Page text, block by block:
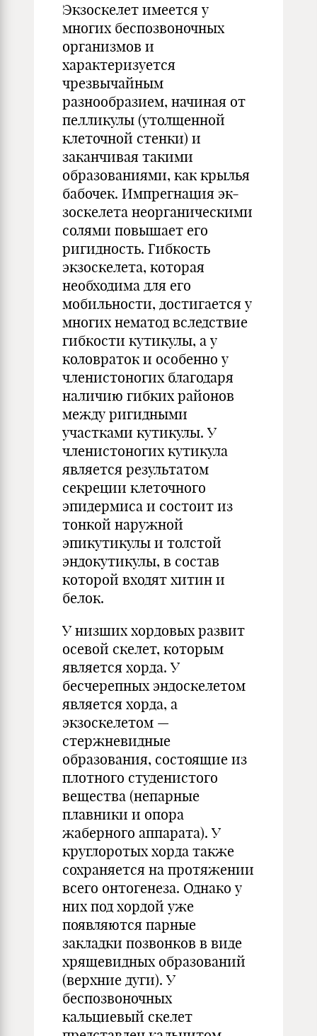
Экзоскелет имеется у
многих беспозвоночных
организмов и
характеризуется
чрезвычайным
разнообразием, начиная от
пелликулы (утолщенной
клеточной стенки) и
заканчивая такими
образованиями, как крылья
бабочек. Импрегнация эк-
зоскелета неорганическими
солями повышает его
ригидность. Гибкость
экзоскелета, которая
необходима для его
мобильности, достигается у
многих нематод вследствие
гибкости кутикулы, а у
коловраток и особенно у
членистоногих благодаря
наличию гибких районов
между ригидными
участками кутикулы. У
членистоногих кутикула
является результатом
секреции клеточного
эпидермиса и состоит из
тонкой наружной
эпикутикулы и толстой
эндокутикулы, в состав
которой входят хитин и
белок.
У низших хордовых развит
осевой скелет, которым
является хорда. У
бесчерепных эндоскелетом
является хорда, а
экзоскелетом —
стержневидные
образования, состоящие из
плотного студенистого
вещества (непарные
плавники и опора
жаберного аппарата). У
круглоротых хорда также
сохраняется на протяжении
всего онтогенеза. Однако у
них под хордой уже
появляются парные
закладки позвонков в виде
хрящевидных образований
(верхние дуги). У
беспозвоночных
кальциевый скелет